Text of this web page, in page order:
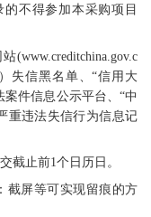
不得参加本采购项目
失信黑名单、“信用大
案件信息公示平台、“中
重违法失信行为信息记
截止前1个日历日。
截屏等可实现留痕的方